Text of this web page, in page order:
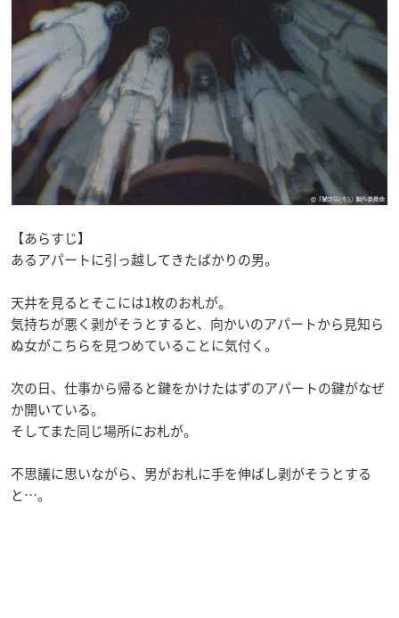
【あらすじ】
あるアパートに引っ越してきたばかりの男。
天井を見るとそこには1枚のお札が。
気持ちが悪く剥がそうとすると、向かいのアパートから見知ら
ぬ女がこちらを見つめていることに気付く。
次の日、仕事から帰ると鍵をかけたはずのアパートの鍵がなぜ
か開いている。
そしてまた同じ場所にお札が。
不思議に思いながら、男がお札に手を伸ばし剥がそうとする
と…。